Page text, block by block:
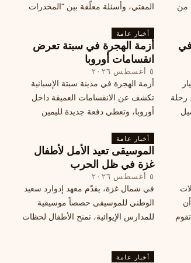
من
إلى
المفتي، وأسئلة معلّقة بين “المخدرات
في
رحلة
أخبار عامة
أزمة الهجرة في سبتة تعرض
انقسامات أوروبا
٥ أغسطس ٢٠٢٦
أزمة الهجرة في مدينة سبتة الإسبانية
تكشف عن الانقسامات العميقة داخل
أوروبا، وتعطي دفعة جديدة لليمين
الأوروبي لاستغلال هشاشة موقفه، فما
هي الآثار السياسية لهذه الأزمة؟
أخبار عامة
الموسيقى تعيد الأمل لأطفال
غزة في ظل الحرب
٥ أغسطس ٢٠٢٦
في شمال غزة، يقدّم معهد إدوارد سعيد
الوطني للموسيقى حصصاً موسيقية
للمدارس الإيوائية، تمنح الأطفال لحظات
أخبار عامة